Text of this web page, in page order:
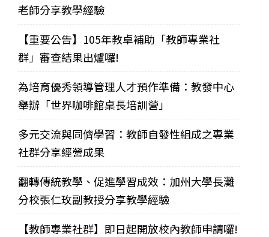
老師分享教學經驗
【重要公告】105年教卓補助「教師專業社
群」審查結果出爐囉!
為培育優秀領導管理人才預作準備：教發中心
舉辦「世界咖啡館桌長培訓營」
多元交流與同儕學習：教師自發性組成之專業
社群分享經營成果
翻轉傳統教學、促進學習成效：加州大學長灘
分校張仁玫副教授分享教學經驗
【教師專業社群】即日起開放校內教師申請囉!